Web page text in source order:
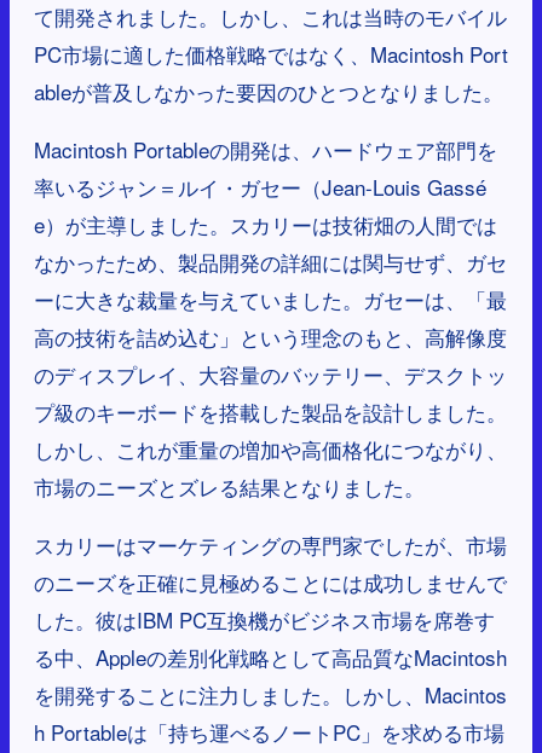
て開発されました。しかし、これは当時のモバイル
PC市場に適した価格戦略ではなく、Macintosh Port
ableが普及しなかった要因のひとつとなりました。
Macintosh Portableの開発は、ハードウェア部門を
率いるジャン＝ルイ・ガセー（Jean-Louis Gassé
e）が主導しました。スカリーは技術畑の人間では
なかったため、製品開発の詳細には関与せず、ガセ
ーに大きな裁量を与えていました。ガセーは、「最
高の技術を詰め込む」という理念のもと、高解像度
のディスプレイ、大容量のバッテリー、デスクトッ
プ級のキーボードを搭載した製品を設計しました。
しかし、これが重量の増加や高価格化につながり、
市場のニーズとズレる結果となりました。
スカリーはマーケティングの専門家でしたが、市場
のニーズを正確に見極めることには成功しませんで
した。彼はIBM PC互換機がビジネス市場を席巻す
る中、Appleの差別化戦略として高品質なMacintosh
を開発することに注力しました。しかし、Macintos
h Portableは「持ち運べるノートPC」を求める市場